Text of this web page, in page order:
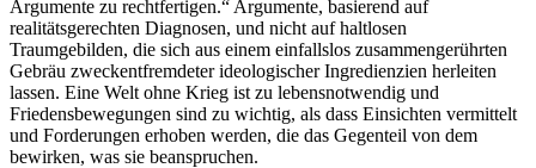
Argumente zu rechtfertigen.“ Argumente, basierend auf
realitätsgerechten Diagnosen, und nicht auf haltlosen
Traumgebilden, die sich aus einem einfallslos zusammengerührten
Gebräu zweckentfremdeter ideologischer Ingredienzien herleiten
lassen. Eine Welt ohne Krieg ist zu lebensnotwendig und
Friedensbewegungen sind zu wichtig, als dass Einsichten vermittelt
und Forderungen erhoben werden, die das Gegenteil von dem
bewirken, was sie beanspruchen.